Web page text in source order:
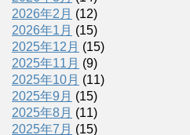
2026年2月 (12)
2026年1月 (15)
2025年12月 (15)
2025年11月 (9)
2025年10月 (11)
2025年9月 (15)
2025年8月 (11)
2025年7月 (15)